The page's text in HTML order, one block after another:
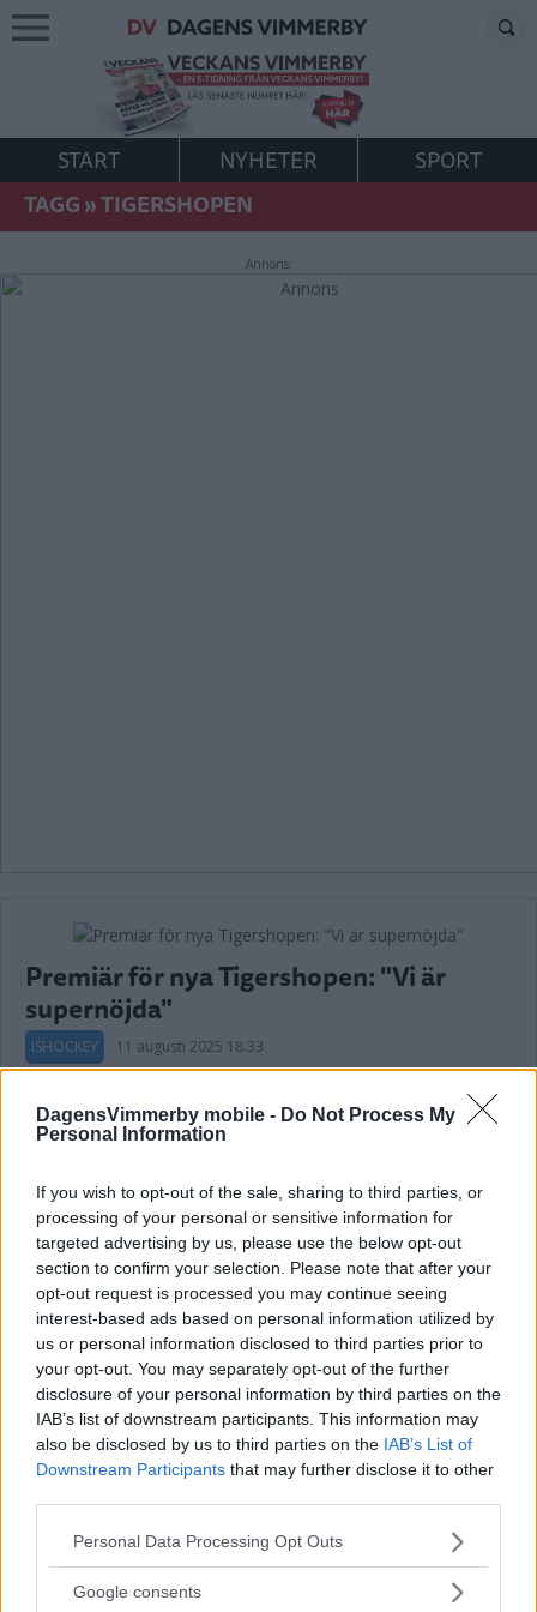
DagensVimmerby mobile - Do Not Process My
Personal Information
If you wish to opt-out of the sale, sharing to third parties, or
processing of your personal or sensitive information for
targeted advertising by us, please use the below opt-out
section to confirm your selection. Please note that after your
opt-out request is processed you may continue seeing
interest-based ads based on personal information utilized by
us or personal information disclosed to third parties prior to
your opt-out. You may separately opt-out of the further
disclosure of your personal information by third parties on the
IAB’s list of downstream participants. This information may
also be disclosed by us to third parties on the IAB’s List of
Downstream Participants that may further disclose it to other
Please note that this website/app uses one or more Google
not limited to your visit or usage behaviour. You may click to
Personal Data Processing Opt Outs
Google consents
START NYHETER
SPORT
TAGG»TIGERSHOPEN
Annons:
Premiär för nya Tigershopen: "Vi är
supernöjda"
ISHOCKEY 11 augusti 2025 18.33
Läs in fler nyheter
SENASTE
DEBATT: Trygghet är den viktigaste jämställdhetsfrågan
Solcellsparken fick nej – nu har företaget överklagat
Hade anabola steroider i köksskåpet – man från Vimmerby
åtalas
Tuna vann extrem målfest i Målilla – dramatiken ökar
RESULTAT: Så gick det i alla klasserna i SM
MEST LÄST